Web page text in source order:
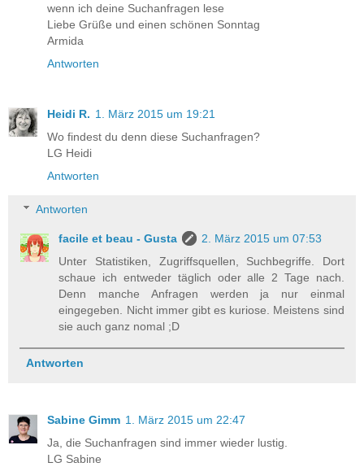
wenn ich deine Suchanfragen lese
Liebe Grüße und einen schönen Sonntag
Armida
Antworten
Heidi R. 1. März 2015 um 19:21
Wo findest du denn diese Suchanfragen?
LG Heidi
Antworten
Antworten
facile et beau - Gusta
2. März 2015 um 07:53
Unter Statistiken, Zugriffsquellen, Suchbegriffe. Dort
schaue ich entweder täglich oder alle 2 Tage nach.
Denn manche Anfragen werden ja nur einmal
eingegeben. Nicht immer gibt es kuriose. Meistens sind
sie auch ganz nomal ;D
Antworten
Sabine Gimm 1. März 2015 um 22:47
Ja, die Suchanfragen sind immer wieder lustig.
LG Sabine